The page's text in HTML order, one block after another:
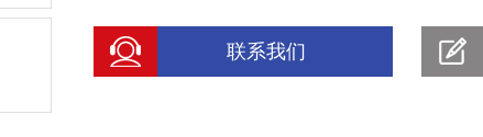
联系我们